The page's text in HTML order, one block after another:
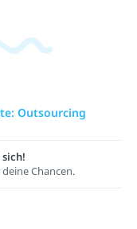
Outsourcing
Chancen.